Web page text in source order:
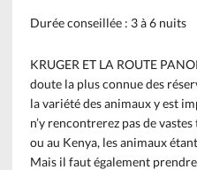
Durée conseillée : 3 à 6 nuits
KRUGER ET LA ROUTE
doute la plus connue des
la variété des animaux y est
n’y rencontrerez pas de
ou au Kenya, les animaux
Mais il faut également